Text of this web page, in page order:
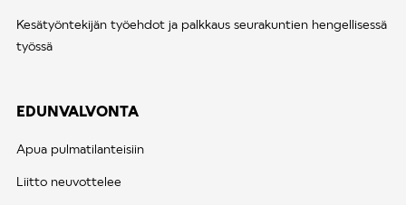
Kesätyöntekijän työehdot ja palkkaus seurakuntien hengellisessä
työssä
EDUNVALVONTA
Apua pulmatilanteisiin
Liitto neuvottelee